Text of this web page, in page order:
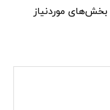
بخش‌های موردنیاز